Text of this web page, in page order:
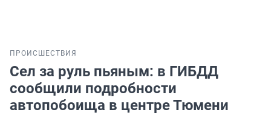
ПРОИСШЕСТВИЯ
Сел за руль пьяным: в ГИБДД
сообщили подробности
автопобоища в центре Тюмени